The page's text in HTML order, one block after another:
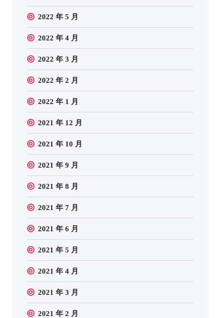
2022 年 5 月
2022 年 4 月
2022 年 3 月
2022 年 2 月
2022 年 1 月
2021 年 12 月
2021 年 10 月
2021 年 9 月
2021 年 8 月
2021 年 7 月
2021 年 6 月
2021 年 5 月
2021 年 4 月
2021 年 3 月
2021 年 2 月